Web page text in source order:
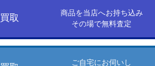
他の商品を見る